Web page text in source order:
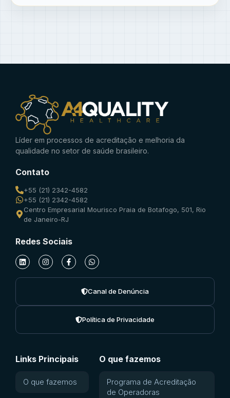
Líder em processos de acreditação e melhoria da
qualidade no setor de saúde brasileiro.
Contato
+55 (21) 2342-4582
+55 (21) 2342-4582
Centro Empresarial Mourisco Praia de Botafogo, 501, Rio
de Janeiro-RJ
Redes Sociais
Canal de Denúncia
Política de Privacidade
Links Principais
O que fazemos
O que fazemos
Programa de Acreditação
de Operadoras